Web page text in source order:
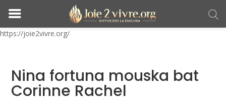
https://joie2vivre.org/
Nina fortuna mouska bat
Corinne Rachel